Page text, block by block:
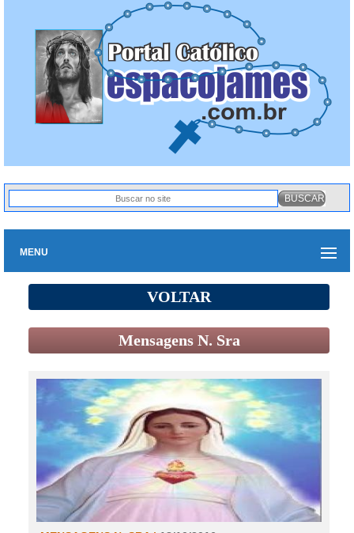
MENU
VOLTAR
Mensagens N. Sra